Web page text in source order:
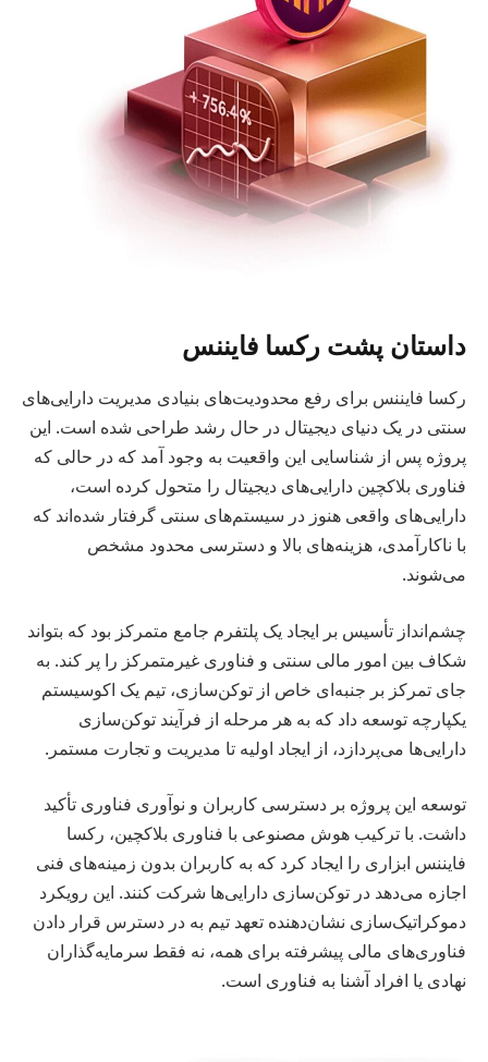
داستان پشت رکسا فایننس
رکسا فایننس برای رفع محدودیت‌های بنیادی مدیریت دارایی‌های
سنتی در یک دنیای دیجیتال در حال رشد طراحی شده است. این
پروژه پس از شناسایی این واقعیت به وجود آمد که در حالی که
فناوری بلاکچین دارایی‌های دیجیتال را متحول کرده است،
دارایی‌های واقعی هنوز در سیستم‌های سنتی گرفتار شده‌اند که
با ناکارآمدی، هزینه‌های بالا و دسترسی محدود مشخص
می‌شوند.
چشم‌انداز تأسیس بر ایجاد یک پلتفرم جامع متمرکز بود که بتواند
شکاف بین امور مالی سنتی و فناوری غیرمتمرکز را پر کند. به
جای تمرکز بر جنبه‌ای خاص از توکن‌سازی، تیم یک اکوسیستم
یکپارچه توسعه داد که به هر مرحله از فرآیند توکن‌سازی
دارایی‌ها می‌پردازد، از ایجاد اولیه تا مدیریت و تجارت مستمر.
توسعه این پروژه بر دسترسی کاربران و نوآوری فناوری تأکید
داشت. با ترکیب هوش مصنوعی با فناوری بلاکچین، رکسا
فایننس ابزاری را ایجاد کرد که به کاربران بدون زمینه‌های فنی
اجازه می‌دهد در توکن‌سازی دارایی‌ها شرکت کنند. این رویکرد
دموکراتیک‌سازی نشان‌دهنده تعهد تیم به در دسترس قرار دادن
فناوری‌های مالی پیشرفته برای همه، نه فقط سرمایه‌گذاران
نهادی یا افراد آشنا به فناوری است.